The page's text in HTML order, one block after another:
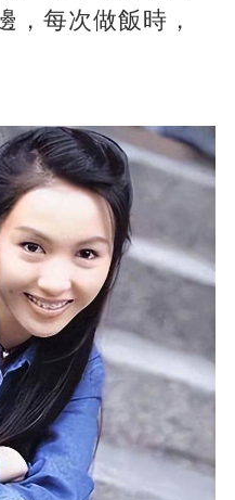
，每次做飯時，